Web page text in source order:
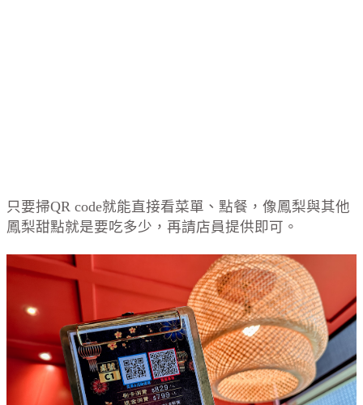
只要掃QR code就能直接看菜單、點餐，像鳳梨與其他
鳳梨甜點就是要吃多少，再請店員提供即可。